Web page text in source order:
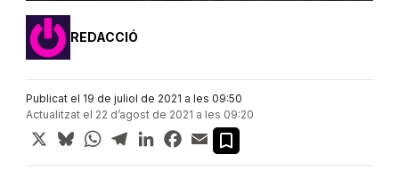
REDACCIÓ
Publicat el 19 de juliol de 2021 a les 09:50
Actualitzat el 22 d’agost de 2021 a les 09:20
X BlueskyWhatsApp
TelegramLinkedInFacebook
Email